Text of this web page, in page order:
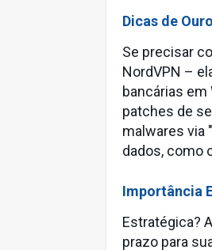
Dicas de
Se precisar
NordVPN –
bancárias em
patches de
malwares via
dados, como
Importância
Estratégica?
prazo para